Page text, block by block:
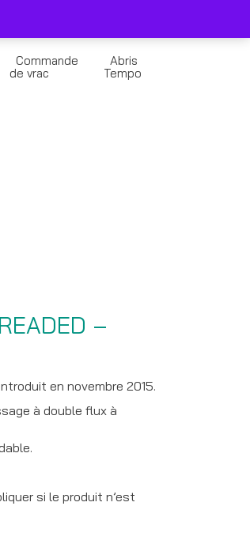
Commande
de vrac
Abris
Tempo
–
en novembre 2015.
à double flux à
si le produit n’est